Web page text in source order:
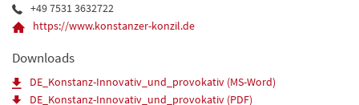
+49 7531 3632722
https://www.konstanzer-konzil.de
Downloads
DE_Konstanz-Innovativ_und_provokativ (MS-Word)
DE_Konstanz-Innovativ_und_provokativ (PDF)